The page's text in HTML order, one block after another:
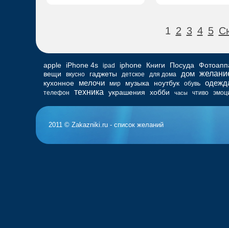
1 2 3 4 5
apple iPhone 4s ipad iphone Книги Посуда
вещи
вкусно гаджеты детское для дома дом
кухонное мелочи мир музыка ноутбук обувь
телефон техника украшения хобби часы чтиво
2011 © Zakazniki.ru - список желаний